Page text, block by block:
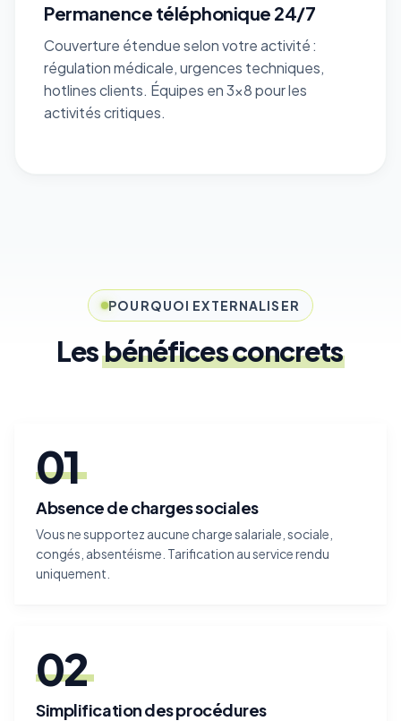
Permanence téléphonique 24/7
Couverture étendue selon votre activité :
régulation médicale, urgences techniques,
hotlines clients. Équipes en 3x8 pour les
activités critiques.
POURQUOI EXTERNALISER
Lesbénéfices concrets
01
Absence de charges sociales
Vous ne supportez aucune charge salariale, sociale,
congés, absentéisme. Tarification au service rendu
uniquement.
02
Simplification des procédures